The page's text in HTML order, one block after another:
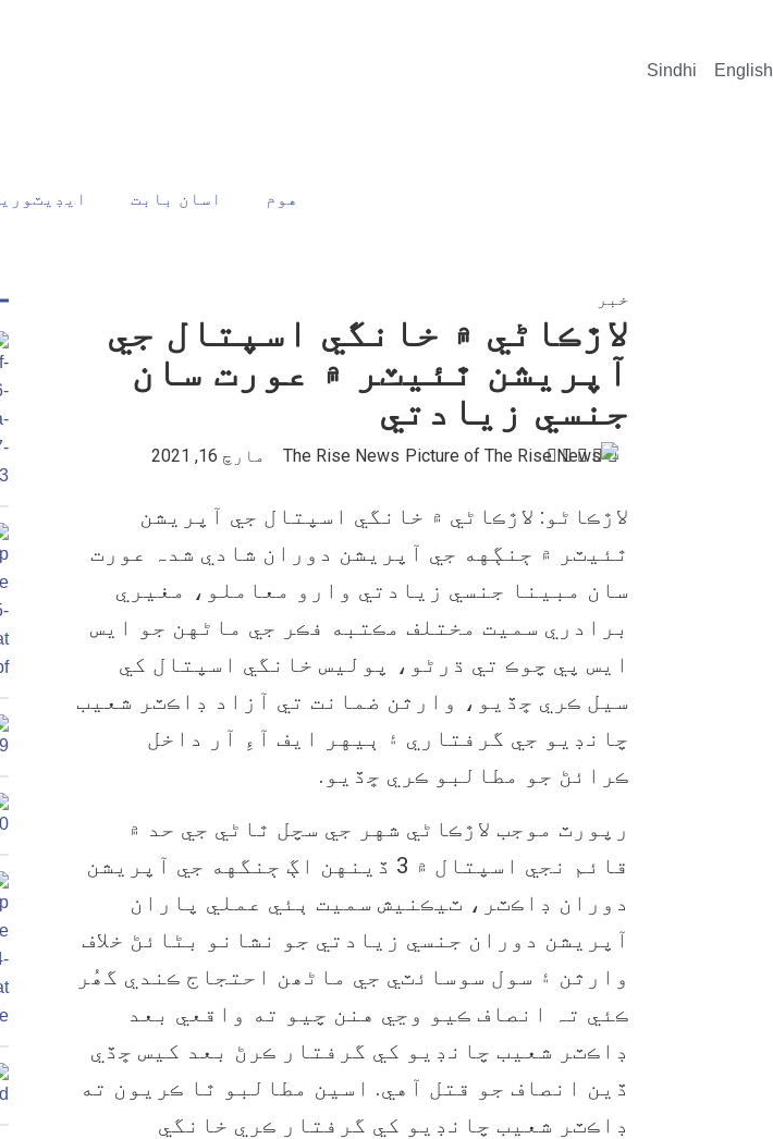
English
Sindhi
هوم اسان بابت
خبر
لاڙڪاڻي ۾ خانگي اسپتال جي
آپريشن ٿئيٽر ۾ عورت سان
جنسي زيادتي
The Rise News مارچ 16, 2021
لاڙڪاڻو: لاڙڪاڻي ۾ خانگي اسپتال جي آپريشن
ٿئيٽر ۾ ڄنڳهه جي آپريشن دوران شادي شدہ عورت
سان مبينا جنسي زيادتي وارو معاملو، مغيري
برادري سميت مختلف مڪتبه فڪر جي ماڻهن جو ايس
ايس پي چوڪ تي ڌرڻو، پوليس خانگي اسپتال کي
سيل ڪري ڇڏيو، وارثن ضمانت تي آزاد ڊاڪٽر شعيب
چانڊيو جي گرفتاري ۽ ٻيهر ايف آءِ آر داخل
ڪرائڻ جو مطالبو ڪري ڇڏيو.
رپورٽ موجب لاڙڪاڻي شهر جي سچل ٿاڻي جي حد ۾
قائم نجي اسپتال ۾ 3 ڏينهن اڳ ڄنگهه جي آپريشن
دوران ڊاڪٽر، ٽيڪنيش سميت ٻئي عملي پاران
آپريشن دوران جنسي زيادتي جو نشانو بڻائڻ خلاف
وارثن ۽ سول سوسائٽي جي ماڻھن احتجاج ڪندي گھُر
ڪئي تہ انصاف ڪيو وڃي هنن چيو ته واقعي بعد
ڊاڪٽر شعيب چانڊيو کي گرفتار ڪرڻ بعد کيس ڇڏي
ڏين انصاف جو قتل آهي. اسين مطالبو ٿا ڪريون ته
ڊاڪٽر شعيب چانڊيو کي گرفتار ڪري خانگي